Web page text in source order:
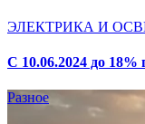
ЭЛЕКТРИКА И
С 10.06.2024 до 18%
Разное